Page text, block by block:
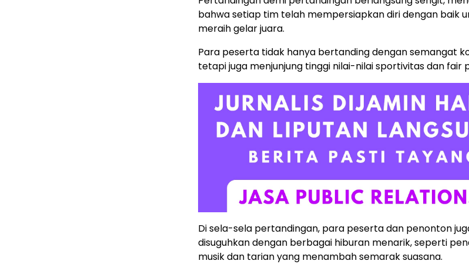
bahwa setiap tim telah mempersiapkan diri dengan baik
meraih gelar juara.
Para peserta tidak hanya bertanding dengan semangat
tetapi juga menjunjung tinggi nilai-nilai sportivitas dan fair
Di sela-sela pertandingan, para peserta dan penonton
disuguhkan dengan berbagai hiburan menarik, seperti
musik dan tarian yang menambah semarak suasana.